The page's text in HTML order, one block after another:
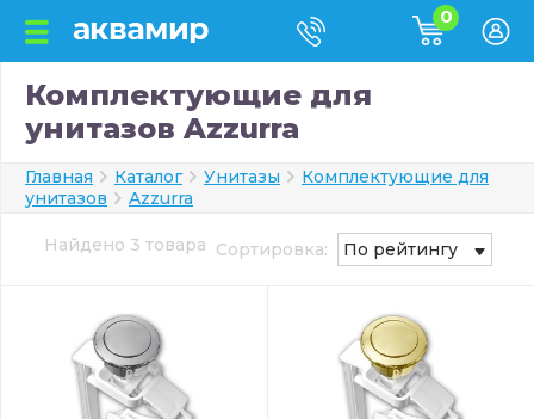
0
Комплектующие для
унитазов Azzurra
Главная Каталог Унитазы
Комплектующие для
унитазов
Azzurra
Найдено 3 товара Сортировка: По рейтингу